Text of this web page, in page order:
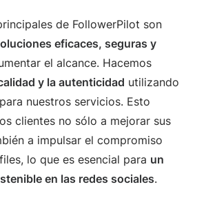
de FollowerPilot son
eficaces, seguras y
el alcance. Hacemos
y la autenticidad utilizando
nuestros servicios. Esto
clientes no sólo a mejorar sus
a impulsar el compromiso
lo que es esencial para un
en las redes sociales.